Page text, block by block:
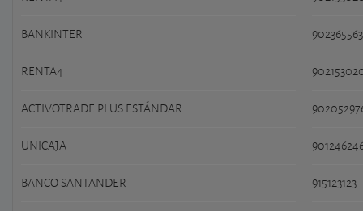
BANKINTER 902365563
RENTA4
ACTIVOTRADE PLUS ESTÁNDAR
UNICAJA
BANCO SANTANDER 915123123